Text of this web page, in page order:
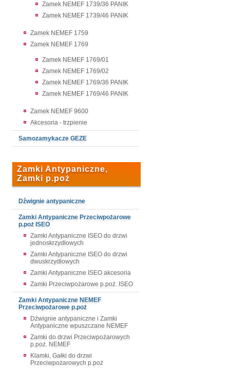
Zamek NEMEF 1739/36 PANIK
Zamek NEMEF 1739/46 PANIK
Zamek NEMEF 1759
Zamek NEMEF 1769
Zamek NEMEF 1769/01
Zamek NEMEF 1769/02
Zamek NEMEF 1769/36 PANIK
Zamek NEMEF 1769/46 PANIK
Zamek NEMEF 9600
Akcesoria - trzpienie
Samozamykacze GEZE
Zamki Antypaniczne,
Zamki p.poż
Dźwignie antypaniczne
Zamki Antypaniczne Przeciwpożarowe
p.poż ISEO
Zamki Antypaniczne ISEO do drzwi
jednoskrzydłowych
Zamki Antypaniczne ISEO do drzwi
dwuskrzydłowych
Zamki Antypaniczne ISEO akcesoria
Zamki Przeciwpożarowe p.poż. ISEO
Zamki Antypaniczne NEMEF
Przeciwpożarowe p.poż
Dźwignie antypaniczne i Zamki
Antypaniczne wpuszczane NEMEF
Zamki do drzwi Przeciwpożarowych
p.poż. NEMEF
Klamki, Gałki do drzwi
Przeciwpożarowych p.poż